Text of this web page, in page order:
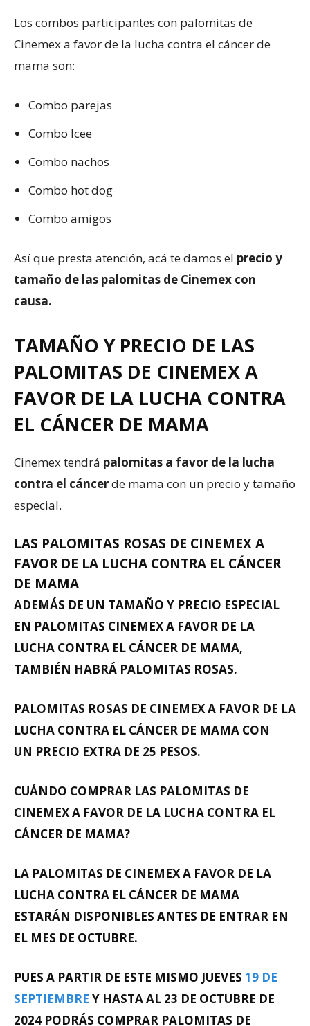
Los combos participantes con palomitas de
Cinemex a favor de la lucha contra el cáncer de
mama son:
Combo parejas
Combo Icee
Combo nachos
Combo hot dog
Combo amigos
Así que presta atención, acá te damos el precio y
tamaño de las palomitas de Cinemex con
causa.
TAMAÑO Y PRECIO DE LAS
PALOMITAS DE CINEMEX A
FAVOR DE LA LUCHA CONTRA
EL CÁNCER DE MAMA
Cinemex tendrá palomitas a favor de la lucha
contra el cáncerde mama con un precio y tamaño
especial.
LAS PALOMITAS ROSAS DE CINEMEX A
FAVOR DE LA LUCHA CONTRA EL CÁNCER
DE MAMA
ADEMÁS DE UN TAMAÑO Y PRECIO ESPECIAL
EN PALOMITAS CINEMEXA FAVOR DE LA
LUCHA CONTRA EL CÁNCER DE MAMA,
TAMBIÉN HABRÁ PALOMITAS ROSAS.
PALOMITAS ROSAS DE CINEMEXA FAVOR DE LA
LUCHA CONTRA EL CÁNCER DE MAMA CON
UN PRECIO EXTRA DE 25 PESOS.
CUÁNDO COMPRAR LAS PALOMITAS DE
CINEMEX A FAVOR DE LA LUCHA CONTRA EL
CÁNCER DE MAMA?
LA PALOMITAS DE CINEMEXA FAVOR DE LA
LUCHA CONTRA EL CÁNCER DE MAMA
ESTARÁN DISPONIBLES ANTES DE ENTRAR EN
EL MES DE OCTUBRE.
PUES A PARTIR DE ESTE MISMO JUEVES 19 DE
SEPTIEMBRE Y HASTA AL 23 DE OCTUBRE DE
2024 PODRÁS COMPRAR PALOMITAS DE